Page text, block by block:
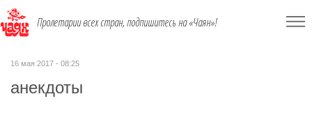
Пролетарии всех стран, подпишитесь на «Чаян»!
16 мая 2017 - 08:25
анекдоты